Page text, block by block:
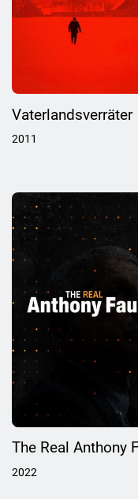
Vaterlandsverräter
2011
The Real Anthony
2022